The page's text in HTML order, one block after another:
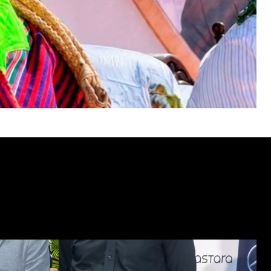
SUBSCRIBE
thePrivacy Policy.